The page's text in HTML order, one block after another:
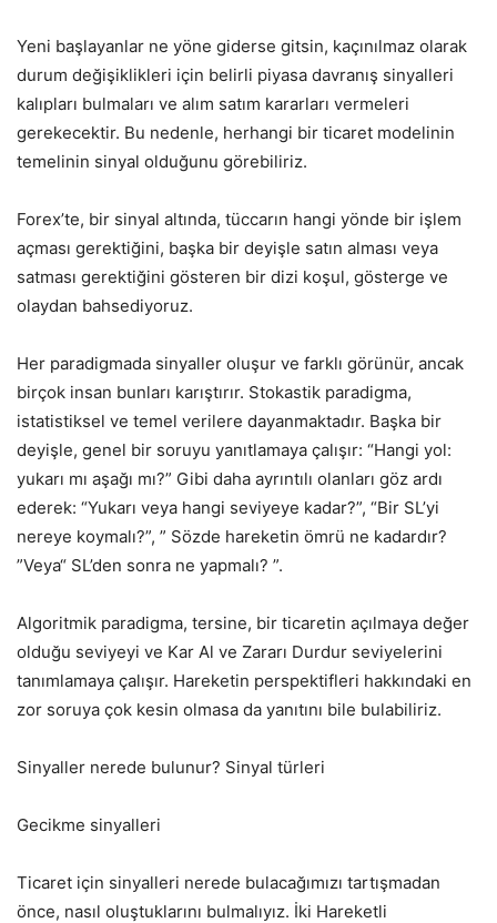
Yeni başlayanlar ne yöne giderse gitsin, kaçınılmaz olarak
durum değişiklikleri için belirli piyasa davranış sinyalleri
kalıpları bulmaları ve alım satım kararları vermeleri
gerekecektir. Bu nedenle, herhangi bir ticaret modelinin
temelinin sinyal olduğunu görebiliriz.
Forex’te, bir sinyal altında, tüccarın hangi yönde bir işlem
açması gerektiğini, başka bir deyişle satın alması veya
satması gerektiğini gösteren bir dizi koşul, gösterge ve
olaydan bahsediyoruz.
Her paradigmada sinyaller oluşur ve farklı görünür, ancak
birçok insan bunları karıştırır. Stokastik paradigma,
istatistiksel ve temel verilere dayanmaktadır. Başka bir
deyişle, genel bir soruyu yanıtlamaya çalışır: “Hangi yol:
yukarı mı aşağı mı?” Gibi daha ayrıntılı olanları göz ardı
ederek: “Yukarı veya hangi seviyeye kadar?”, “Bir SL’yi
nereye koymalı?”, ” Sözde hareketin ömrü ne kadardır?
”Veya“ SL’den sonra ne yapmalı? ”.
Algoritmik paradigma, tersine, bir ticaretin açılmaya değer
olduğu seviyeyi ve Kar Al ve Zararı Durdur seviyelerini
tanımlamaya çalışır. Hareketin perspektifleri hakkındaki en
zor soruya çok kesin olmasa da yanıtını bile bulabiliriz.
Sinyaller nerede bulunur? Sinyal türleri
Gecikme sinyalleri
Ticaret için sinyalleri nerede bulacağımızı tartışmadan
önce, nasıl oluştuklarını bulmalıyız. İki Hareketli